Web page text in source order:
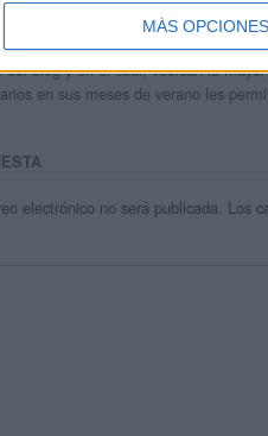
MÁS OPCIONES
Andújar no es solo un blog, es la
que además de ser pareja, son los
del blog y en el cual, vuelcan la
en sus meses de verano les
electrónico no será publicada. Los